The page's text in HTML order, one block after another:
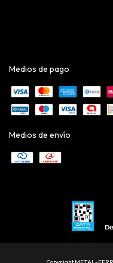
Medios de pago
Medios de envío